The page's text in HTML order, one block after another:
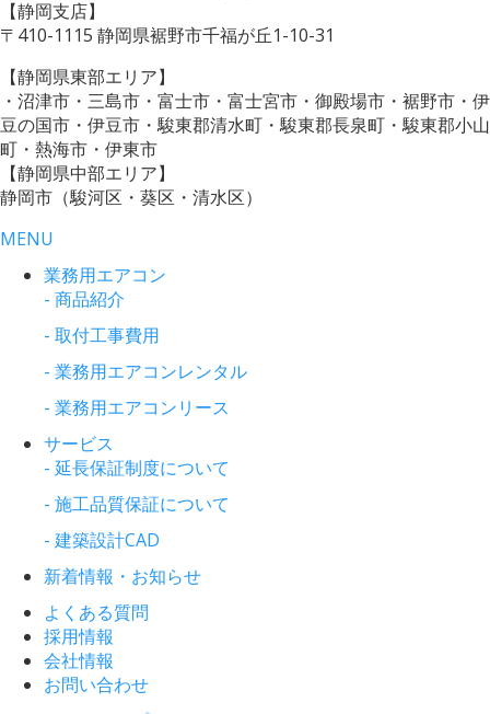
【静岡支店】
〒410-1115 静岡県裾野市千福が丘1-10-31
【静岡県東部エリア】
・沼津市・三島市・富士市・富士宮市・御殿場市・裾野市・伊
豆の国市・伊豆市・駿東郡清水町・駿東郡長泉町・駿東郡小山
町・熱海市・伊東市
【静岡県中部エリア】
静岡市（駿河区・葵区・清水区）
MENU
業務用エアコン
- 商品紹介
- 取付工事費用
- 業務用エアコンレンタル
- 業務用エアコンリース
サービス
- 延長保証制度について
- 施工品質保証について
- 建築設計CAD
新着情報・お知らせ
よくある質問
採用情報
会社情報
お問い合わせ